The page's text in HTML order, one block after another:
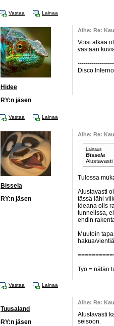
Vastaa Lainaa
Hidee
RY:n jäsen
Aihe: Re:
Voisi alkaa
vastaan
Disco Inferno
Vastaa Lainaa
Bissela
RY:n jäsen
Aihe: Re:
Lainaus
Bissela
Alustavasti
Tulossa
Alustavasti
tässä lähi
Ideana olis
tunnelissa,
ehdin
Muutoin
hakua/
Työ = nälän
Vastaa Lainaa
Tuusaland
RY:n jäsen
Aihe: Re:
Alustavasti
seisoon.